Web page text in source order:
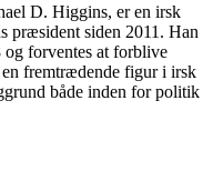
D. Higgins, er en irsk
præsident siden 2011. Han
forventes at forblive
fremtrædende figur i irsk
både inden for politik